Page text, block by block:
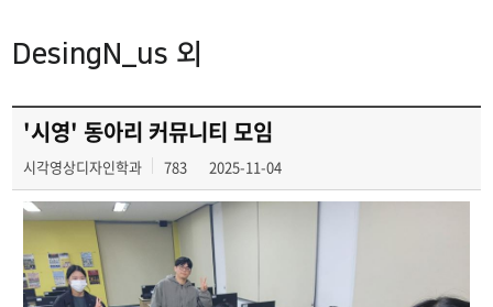
DesingN_us 외
'시영' 동아리 커뮤니티 모임
시각영상디자인학과 783 2025-11-04